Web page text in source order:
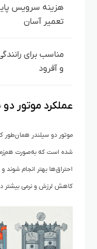
هزینه سرویس
تعمیر آسان
مناسب برای
و آفرود
عملکرد موتور
موتور دو سیلندر همان‌طور
شده است که به‌صورت
احتراق‌ها بهتر انجام شوند
کاهش لرزش و نرمی بیشتر